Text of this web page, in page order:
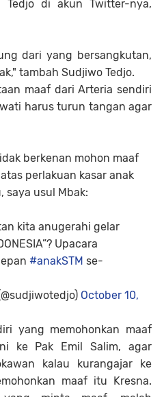
Tedjo di akun Twitter-nya,
dari yang bersangkutan,
tambah Sudjiwo Tedjo.
maaf dari Arteria sendiri
harus turun tangan agar
berkenan mohon maaf
perlakuan kasar anak
saya usul Mbak:
kita anugerahi gelar
Upacara
#anakSTM se-
October 10,
yang memohonkan maaf
ke Pak Emil Salim, agar
kalau kurangajar ke
maaf itu Kresna.